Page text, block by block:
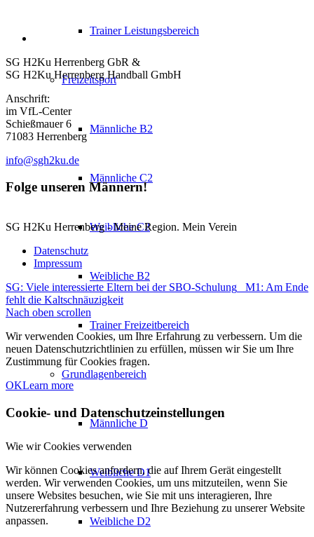
Trainer Leistungsbereich
Freizeitsport
Männliche B2
Männliche C2
Weibliche C2
Weibliche B2
Trainer Freizeitbereich
Grundlagenbereich
Männliche D
Weibliche D1
Weibliche D2
SG H2Ku Herrenberg GbR &
SG H2Ku Herrenberg Handball GmbH
Anschrift:
im VfL-Center
Schießmauer 6
71083 Herrenberg
info@sgh2ku.de
Folge unseren Männern!
SG H2Ku Herrenberg - Meine Region. Mein Verein
Datenschutz
Impressum
SG: Viele interessierte Eltern bei der SBO-Schulung
M1: Am Ende
fehlt die Kaltschnäuzigkeit
Nach oben scrollen
Wir verwenden Cookies, um Ihre Erfahrung zu verbessern. Um die
neuen Datenschutzrichtlinien zu erfüllen, müssen wir Sie um Ihre
Zustimmung für Cookies fragen.
OKLearn more
Cookie- und Datenschutzeinstellungen
Wie wir Cookies verwenden
Wir können Cookies anfordern, die auf Ihrem Gerät eingestellt
werden. Wir verwenden Cookies, um uns mitzuteilen, wenn Sie
unsere Websites besuchen, wie Sie mit uns interagieren, Ihre
Nutzererfahrung verbessern und Ihre Beziehung zu unserer Website
anpassen.